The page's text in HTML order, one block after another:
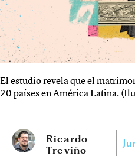
El estudio revela que el
20 países en América Latina.
Ricardo
Treviño